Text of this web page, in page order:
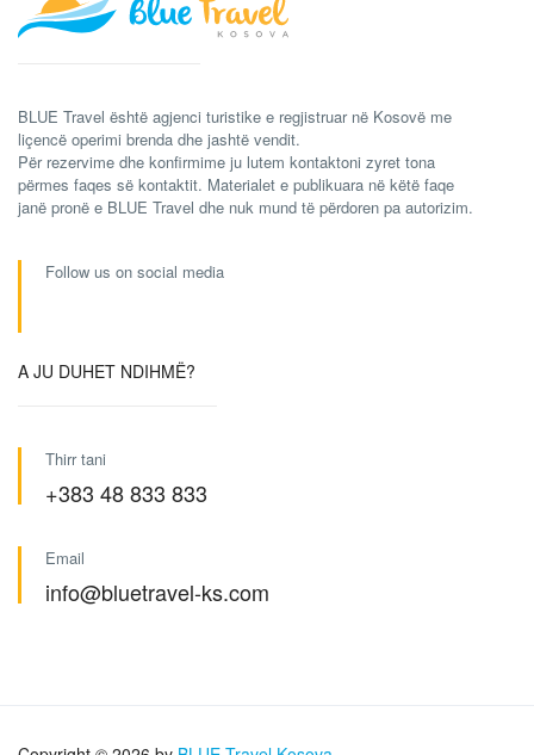
BLUE Travel është agjenci turistike e regjistruar në Kosovë me
liçencë operimi brenda dhe jashtë vendit.
Për rezervime dhe konfirmime ju lutem kontaktoni zyret tona
përmes faqes së kontaktit. Materialet e publikuara në këtë faqe
janë pronë e BLUE Travel dhe nuk mund të përdoren pa autorizim.
Follow us on social media
A JU DUHET NDIHMË?
Thirr tani
+383 48 833 833
Email
info@bluetravel-ks.com